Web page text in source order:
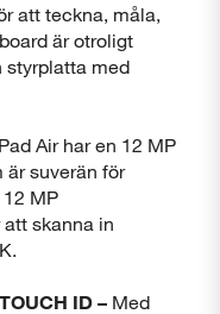
att teckna, måla,
är otroligt
styrplatta med
Air har en 12 MP
är suverän för
MP
skanna in
ID – Med